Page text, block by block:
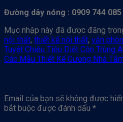
Đường dây nóng : 0909 744 085
Mục nhập này đã được đăng
nội thất, thiết kế nội thất, văn
Tuyệt Chiêu Tiêu Diệt Côn Trùng
Các Mẫu Thiết Kế Gương Nhà
Email của bạn sẽ không được
bắt buộc được đánh dấu *